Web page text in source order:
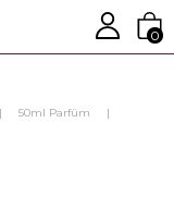
0
50ml Parfüm